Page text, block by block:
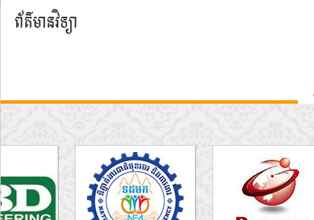
ព័ត៌មានវិទ្យា